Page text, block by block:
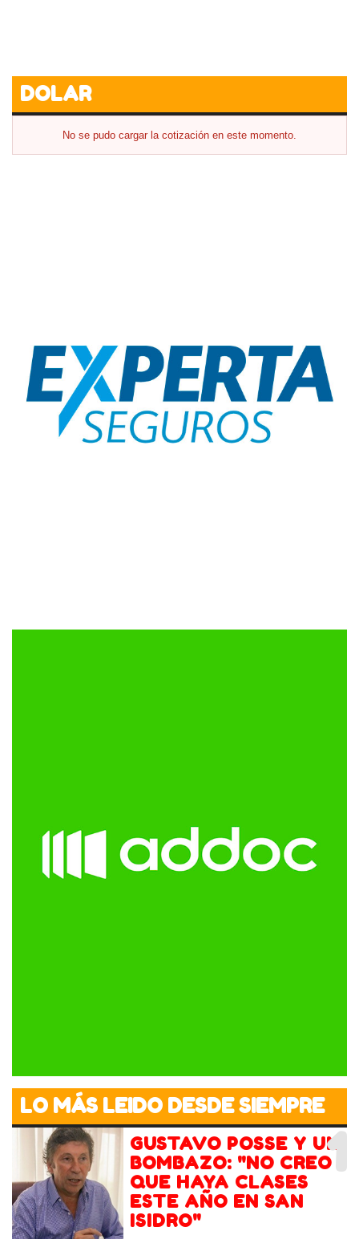
DOLAR
No se pudo cargar la cotización en este momento.
LO MÁS LEIDO DESDE SIEMPRE
1
GUSTAVO POSSE Y UN
BOMBAZO: "NO CREO
QUE HAYA CLASES
ESTE AÑO EN SAN
ISIDRO"